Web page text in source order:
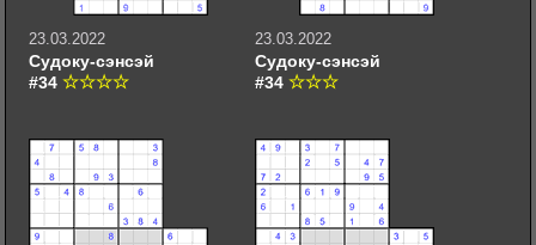
23.03.2022
Судоку-сэнсэй
#34
23.03.2022
Судоку-сэнсэй
#34